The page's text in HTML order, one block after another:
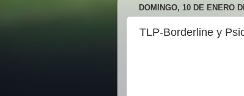
DOMINGO, 10 DE ENERO
TLP-Borderline y